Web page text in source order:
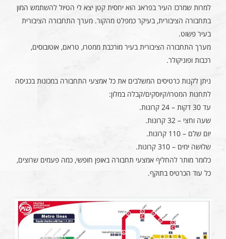
למרות שמרכז העיר בפראג הוא יחסית קטן יצא לי הטיול להשתמש המון
בתחבורה הציבורית, בעיקר כמפלט מהקור. מערך התחבורה הציבורית
בעיר פשוט.
מערך התחבורה הציבורית בעיר מורכבת ממטרו, טראם, אוטובוסים,
רכבות ופוניקולר.
ניתן לקנות כרטיסים המשלבים את כל אמצעי התחבורה במכונות בכניסה
לתחנות המטרו/קיוסקים/קבלה במלון:
עד 30 דקות – 24 קרונות.
שעה וחצי – 32 קרונות.
יום שלם – 110 קרונות.
שלושה ימים – 310 קרונות.
כלומר מותר להחליף אמצעי תחבורה באופן חופשי, כמה פעמים שרוצים,
כל עוד הכרטיס בתוקף.